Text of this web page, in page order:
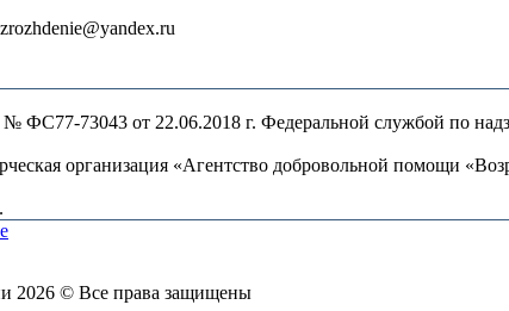
73043 от 22.06.2018 г. Федеральной службой по
организация «Агентство добровольной помощи
2026 © Все права защищены